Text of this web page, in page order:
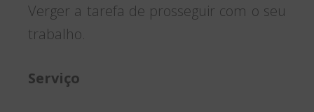
Verger a tarefa de prosseguir com o seu
trabalho.
Serviço